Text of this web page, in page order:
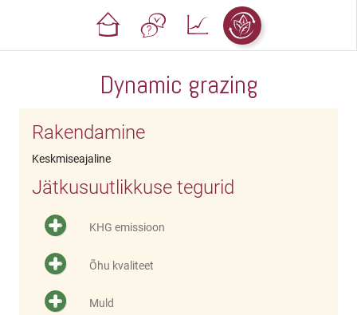
Dynamic grazing
Rakendamine
Keskmiseajaline
Jätkusuutlikkuse tegurid
KHG emissioon
Õhu kvaliteet
Muld